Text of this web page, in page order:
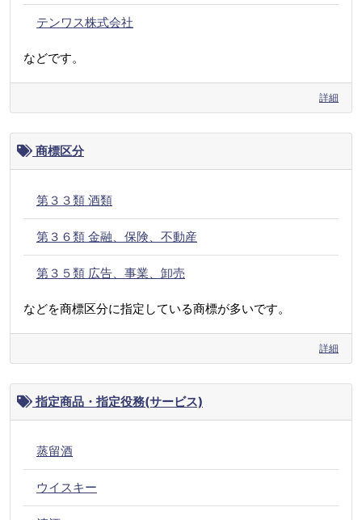
テンワス株式会社
などです。
詳細
商標区分
第３３類 酒類
第３６類 金融、保険、不動産
第３５類 広告、事業、卸売
などを商標区分に指定している商標が多いです。
詳細
指定商品・指定役務(サービス)
蒸留酒
ウイスキー